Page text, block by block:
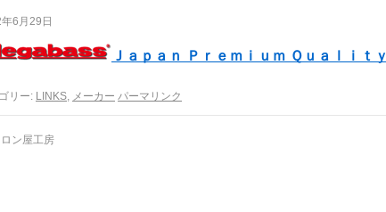
6月29日
Ｊａｐａｎ Ｐｒｅｍｉｕｍ Ｑｕａｌｉｔｙ
リー: LINKS, メーカー パーマリンク
ン屋工房